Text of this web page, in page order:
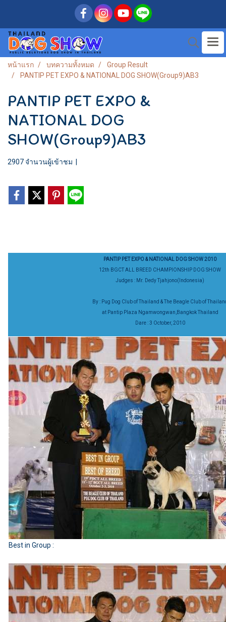
หน้าแรก บทความทั้งหมด
Group Result
PANTIP PET EXPO & NATIONAL DOG SHOW(Group9)AB3
PANTIP PET EXPO &
NATIONAL DOG
SHOW(Group9)AB3
2907 จำนวนผู้เข้าชม
PANTIP PET EXPO & NATIONAL DOG SHOW 2010
12th BGCT ALL BREED CHAMPIONSHIP DOG SHOW
Judges : Mr. Dedy Tjahjono(Indonesia)
By : Pug Dog Club of Thailand & The Beagle Club of
at Pantip Plaza Ngamwongwan,Bangkok Thailand
Dare : 3 October, 2010
Best in Group :